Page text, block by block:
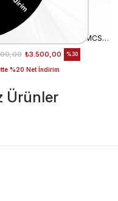
Mocassini Erkek Kemer 003MCSN B3245
₺3.500,00
%20 Net İndirim
%30
Ürünler